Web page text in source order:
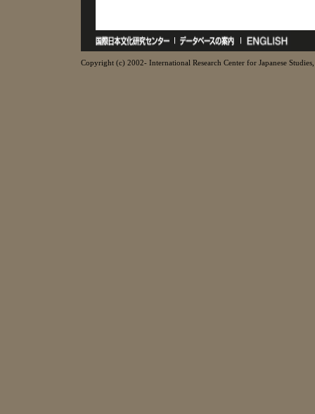
Copyright (c) 2002- International Research Center for Japanese